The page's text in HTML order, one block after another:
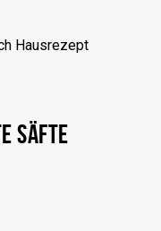
Hausrezept
SÄFTE